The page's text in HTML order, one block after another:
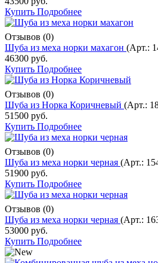
Купить Подробнее
Отзывов (0)
Шуба из меха норки махагон (Арт.:
46300 руб.
Купить Подробнее
Отзывов (0)
Шуба из Норка Коричневый (Арт.:
51500 руб.
Купить Подробнее
Отзывов (0)
Шуба из меха норки черная (Арт.:
51900 руб.
Купить Подробнее
Отзывов (0)
Шуба из меха норки черная (Арт.:
53000 руб.
Купить Подробнее